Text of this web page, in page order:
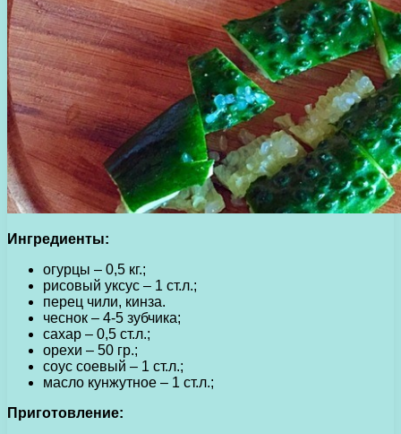
Ингредиенты:
огурцы – 0,5 кг.;
рисовый уксус – 1 ст.л.;
перец чили, кинза.
чеснок – 4-5 зубчика;
сахар – 0,5 ст.л.;
орехи – 50 гр.;
соус соевый – 1 ст.л.;
масло кунжутное – 1 ст.л.;
Приготовление: